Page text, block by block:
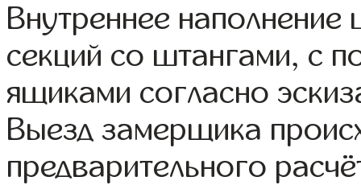
Внутреннее
секций со штангами, с
ящиками согласно
Выезд замерщика
предварительного